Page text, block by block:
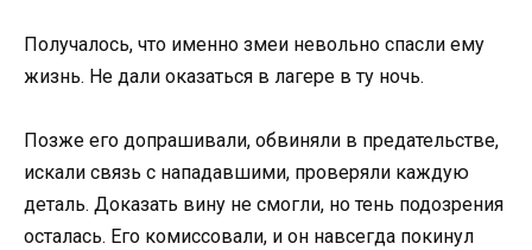
Получалось, что именно змеи невольно спасли ему
жизнь. Не дали оказаться в лагере в ту ночь.
Позже его допрашивали, обвиняли в предательстве,
искали связь с нападавшими, проверяли каждую
деталь. Доказать вину не смогли, но тень подозрения
осталась. Его комиссовали, и он навсегда покинул